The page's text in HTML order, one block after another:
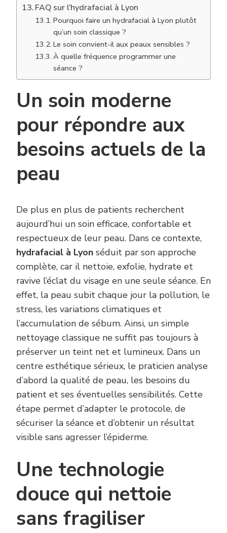
FAQ sur l’hydrafacial à Lyon
Pourquoi faire un hydrafacial à Lyon plutôt
qu’un soin classique ?
Le soin convient-il aux peaux sensibles ?
À quelle fréquence programmer une
séance ?
Un soin moderne
pour répondre aux
besoins actuels de la
peau
De plus en plus de patients recherchent
aujourd’hui un soin efficace, confortable et
respectueux de leur peau. Dans ce contexte,
hydrafacial à Lyon séduit par son approche
complète, car il nettoie, exfolie, hydrate et
ravive l’éclat du visage en une seule séance. En
effet, la peau subit chaque jour la pollution, le
stress, les variations climatiques et
l’accumulation de sébum. Ainsi, un simple
nettoyage classique ne suffit pas toujours à
préserver un teint net et lumineux. Dans un
centre esthétique sérieux, le praticien analyse
d’abord la qualité de peau, les besoins du
patient et ses éventuelles sensibilités. Cette
étape permet d’adapter le protocole, de
sécuriser la séance et d’obtenir un résultat
visible sans agresser l’épiderme.
Une technologie
douce qui nettoie
sans fragiliser